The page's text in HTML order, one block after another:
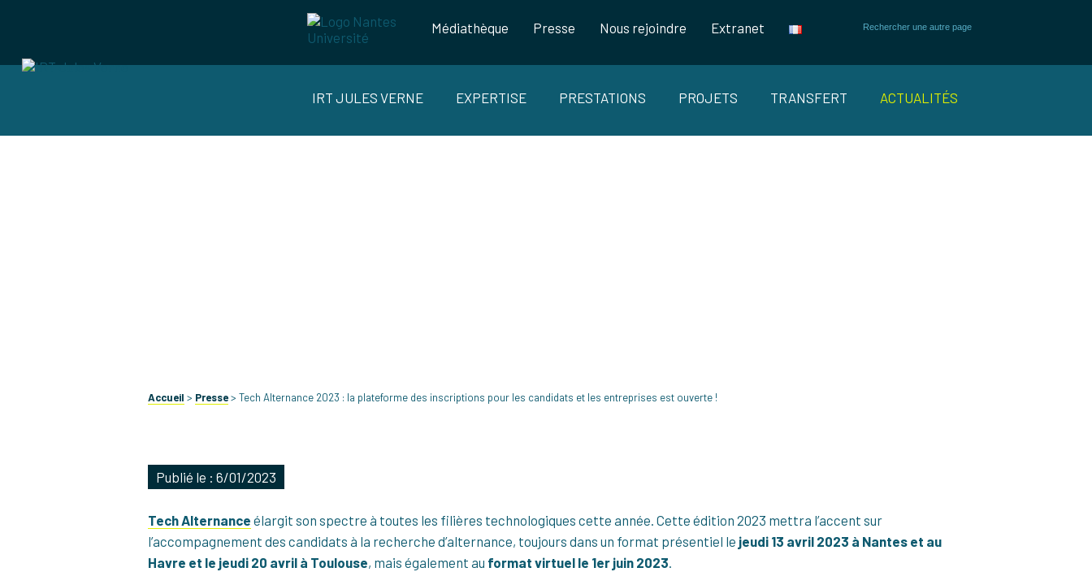
Médiathèque Presse Nous rejoindre Extranet
IRT JULES VERNE EXPERTISE PRESTATIONS PROJETS TRANSFERT ACTUALITÉS
Accueil > Presse> Tech Alternance 2023 : la plateforme des inscriptions pour les candidats et les entreprises est ouverte !
Publié le : 6/01/2023
Tech Alternance élargit son spectre à toutes les filières technologiques cette année. Cette édition 2023 mettra l’accent sur
l’accompagnement des candidats à la recherche d’alternance, toujours dans un format présentiel le jeudi 13 avril 2023 à Nantes et au
Havre et le jeudi 20 avril à Toulouse, mais également au format virtuel le 1er juin 2023.